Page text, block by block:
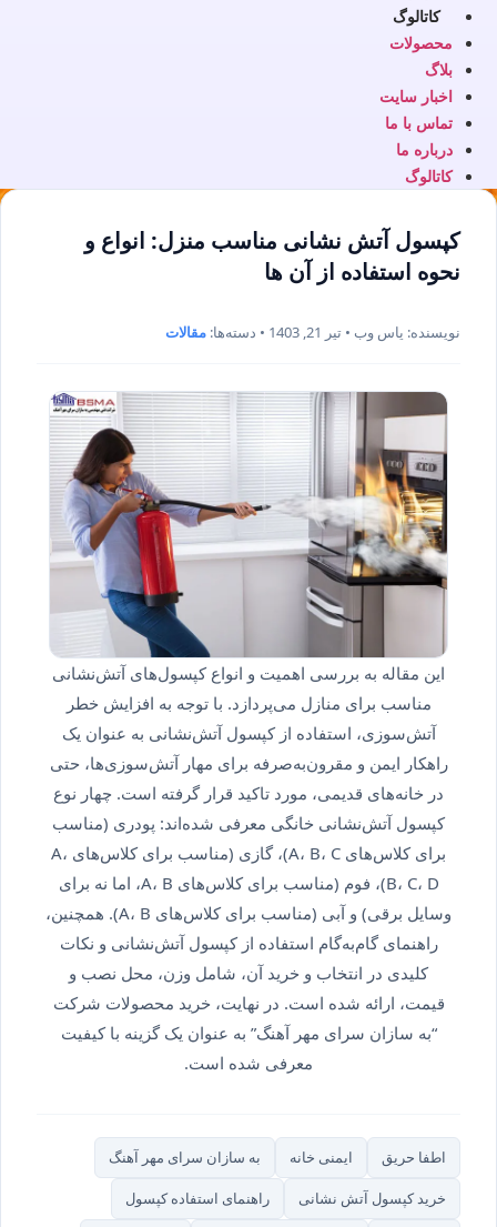
کاتالوگ
محصولات
بلاگ
اخبار سایت
تماس با ما
درباره ما
کاتالوگ
کپسول آتش نشانی مناسب منزل: انواع و
نحوه استفاده از آن ها
نویسنده: یاس وب • تیر 21, 1403 • دسته‌ها: مقالات
این مقاله به بررسی اهمیت و انواع کپسول‌های آتش‌نشانی
مناسب برای منازل می‌پردازد. با توجه به افزایش خطر
آتش‌سوزی، استفاده از کپسول آتش‌نشانی به عنوان یک
راهکار ایمن و مقرون‌به‌صرفه برای مهار آتش‌سوزی‌ها، حتی
در خانه‌های قدیمی، مورد تاکید قرار گرفته است. چهار نوع
کپسول آتش‌نشانی خانگی معرفی شده‌اند: پودری (مناسب
برای کلاس‌های A، B، C)، گازی (مناسب برای کلاس‌های A،
B، C، D)، فوم (مناسب برای کلاس‌های A، B، اما نه برای
وسایل برقی) و آبی (مناسب برای کلاس‌های A، B). همچنین،
راهنمای گام‌به‌گام استفاده از کپسول آتش‌نشانی و نکات
کلیدی در انتخاب و خرید آن، شامل وزن، محل نصب و
قیمت، ارائه شده است. در نهایت، خرید محصولات شرکت
“به سازان سرای مهر آهنگ” به عنوان یک گزینه با کیفیت
معرفی شده است.
اطفا حریق ایمنی خانه به سازان سرای مهر آهنگ
خرید کپسول آتش نشانی راهنمای استفاده کپسول